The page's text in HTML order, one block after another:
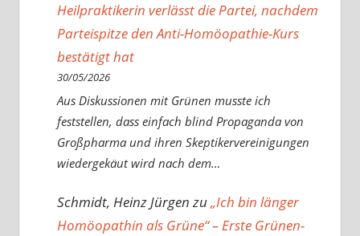
Heilpraktikerin verlässt die Partei, nachdem
Parteispitze den Anti-Homöopathie-Kurs
bestätigt hat
30/05/2026
Aus Diskussionen mit Grünen musste ich
feststellen, dass einfach blind Propaganda von
Großpharma und ihren Skeptikervereinigungen
wiedergekäut wird nach dem…
Schmidt, Heinz Jürgenzu„Ich bin länger
Homöopathin als Grüne“ – Erste Grünen-